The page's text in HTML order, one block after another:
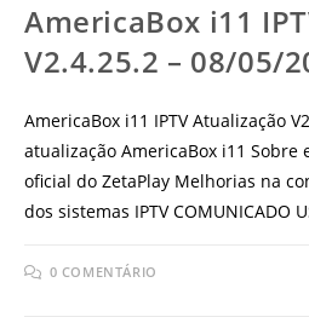
AmericaBox i11
V2.4.25.2 – 08/05/
AmericaBox i11 IPTV Atualização
atualização AmericaBox i11 Sobre
oficial do ZetaPlay Melhorias na
dos sistemas IPTV COMUNICADO
0 COMENTÁRIO